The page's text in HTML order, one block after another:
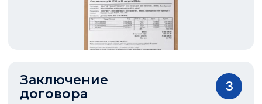
Заключение
договора
3